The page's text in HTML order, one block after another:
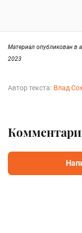
Материал опубликован в
2023
Автор текста: Влад